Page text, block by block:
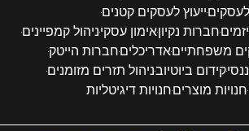
ייעוץ לעסקים קטנים
יזמיםחברות נקיוןאימון עסקיניהול קמפיינים
משפחתייםאדריכליםחברות הייטק
קידום ביוטיובניהול תזרים מזומנים
חנויות מוצריםחנויות דיגיטליות